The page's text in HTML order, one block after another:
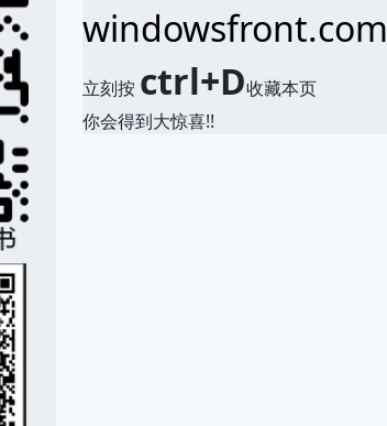
windowsfront.com
立刻按 ctrl+D收藏本页
你会得到大惊喜!!